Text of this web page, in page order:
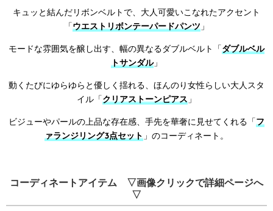
キュッと結んだリボンベルトで、大人可愛いこなれたアクセント
「 ウエストリボンテーパードパンツ」
モードな雰囲気を醸し出す、幅の異なるダブルベルト「 ダブルベル
トサンダル」
動くたびにゆらゆらと優しく揺れる、ほんのり女性らしい大人スタ
イル「 クリアストーンピアス」
ビジューやパールの上品な存在感、手先を華奢に見せてくれる「 フ
ァランジリング3点セット」のコーディネート。
コーディネートアイテム ▽画像クリックで詳細ページへ
▽